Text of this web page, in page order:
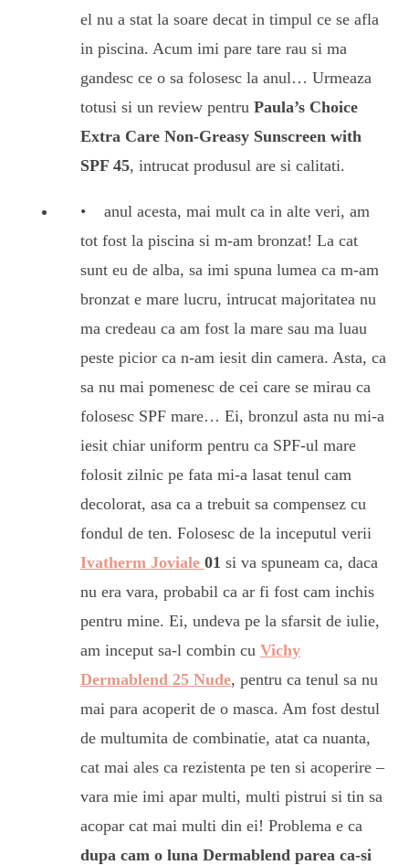
el nu a stat la soare decat in timpul ce se afla
in piscina. Acum imi pare tare rau si ma
gandesc ce o sa folosesc la anul… Urmeaza
totusi si un review pentru Paula’s Choice
Extra Care Non-Greasy Sunscreen with
SPF 45, intrucat produsul are si calitati.
anul acesta, mai mult ca in alte veri, am
tot fost la piscina si m-am bronzat! La cat
sunt eu de alba, sa imi spuna lumea ca m-am
bronzat e mare lucru, intrucat majoritatea nu
ma credeau ca am fost la mare sau ma luau
peste picior ca n-am iesit din camera. Asta, ca
sa nu mai pomenesc de cei care se mirau ca
folosesc SPF mare… Ei, bronzul asta nu mi-a
iesit chiar uniform pentru ca SPF-ul mare
folosit zilnic pe fata mi-a lasat tenul cam
decolorat, asa ca a trebuit sa compensez cu
fondul de ten. Folosesc de la inceputul verii
Ivatherm Joviale 01 si va spuneam ca, daca
nu era vara, probabil ca ar fi fost cam inchis
pentru mine. Ei, undeva pe la sfarsit de iulie,
am inceput sa-l combin cu Vichy
Dermablend 25 Nude, pentru ca tenul sa nu
mai para acoperit de o masca. Am fost destul
de multumita de combinatie, atat ca nuanta,
cat mai ales ca rezistenta pe ten si acoperire –
vara mie imi apar multi, multi pistrui si tin sa
acopar cat mai multi din ei! Problema e ca
dupa cam o luna Dermablend parea ca-si